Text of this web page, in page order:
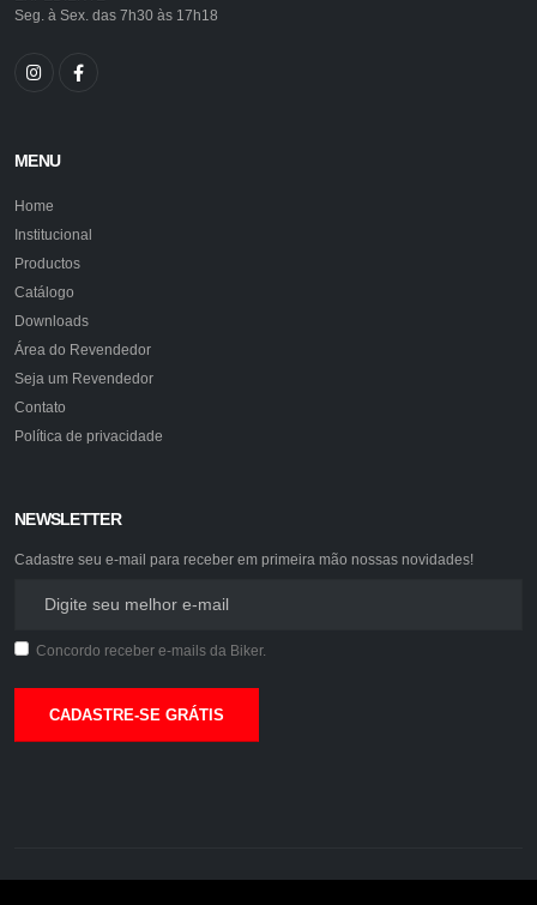
Seg. à Sex. das 7h30 às 17h18
MENU
Home
Institucional
Productos
Catálogo
Downloads
Área do Revendedor
Seja um Revendedor
Contato
Política de privacidade
NEWSLETTER
Cadastre seu e-mail para receber em primeira mão nossas novidades!
Concordo receber e-mails da Biker.
CADASTRE-SE GRÁTIS